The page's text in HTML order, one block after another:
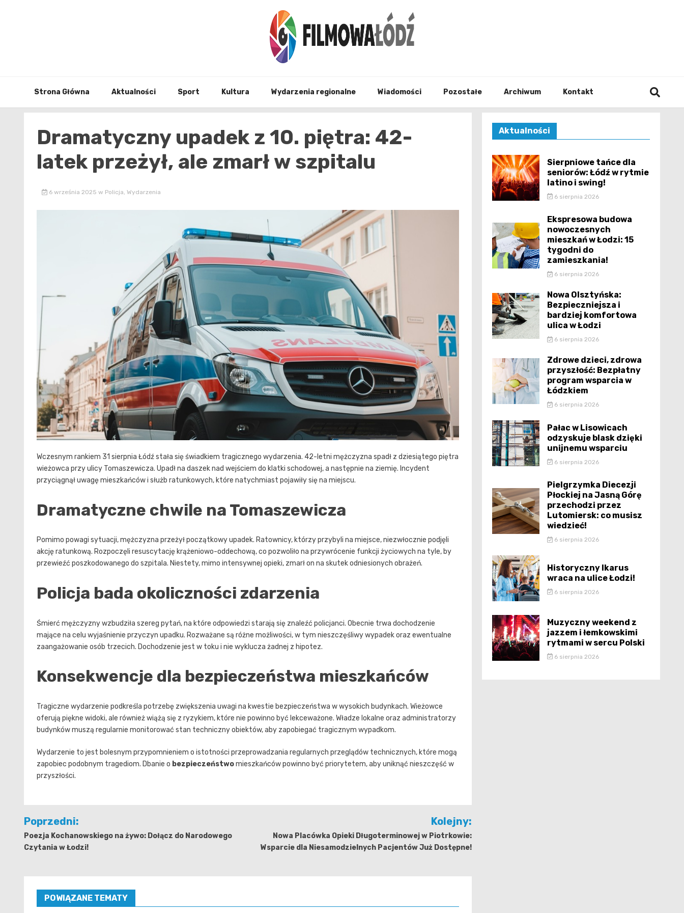
Strona Główna Aktualności Sport Kultura Wydarzenia regionalne Wiadomości Pozostałe Archiwum Kontakt
Dramatyczny upadek z 10. piętra: 42-
latek przeżył, ale zmarł w szpitalu
6 września 2025 w Policja, Wydarzenia
Wczesnym rankiem 31 sierpnia Łódź stała się świadkiem tragicznego wydarzenia. 42-letni mężczyzna spadł z dziesiątego piętra
wieżowca przy ulicy Tomaszewicza. Upadł na daszek nad wejściem do klatki schodowej, a następnie na ziemię. Incydent
przyciągnął uwagę mieszkańców i służb ratunkowych, które natychmiast pojawiły się na miejscu.
Dramatyczne chwile na Tomaszewicza
Pomimo powagi sytuacji, mężczyzna przeżył początkowy upadek. Ratownicy, którzy przybyli na miejsce, niezwłocznie podjęli
akcję ratunkową. Rozpoczęli resuscytację krążeniowo-oddechową, co pozwoliło na przywrócenie funkcji życiowych na tyle, by
przewieźć poszkodowanego do szpitala. Niestety, mimo intensywnej opieki, zmarł on na skutek odniesionych obrażeń.
Policja bada okoliczności zdarzenia
Śmierć mężczyzny wzbudziła szereg pytań, na które odpowiedzi starają się znaleźć policjanci. Obecnie trwa dochodzenie
mające na celu wyjaśnienie przyczyn upadku. Rozważane są różne możliwości, w tym nieszczęśliwy wypadek oraz ewentualne
zaangażowanie osób trzecich. Dochodzenie jest w toku i nie wyklucza żadnej z hipotez.
Konsekwencje dla bezpieczeństwa mieszkańców
Tragiczne wydarzenie podkreśla potrzebę zwiększenia uwagi na kwestie bezpieczeństwa w wysokich budynkach. Wieżowce
oferują piękne widoki, ale również wiążą się z ryzykiem, które nie powinno być lekceważone. Władze lokalne oraz administratorzy
budynków muszą regularnie monitorować stan techniczny obiektów, aby zapobiegać tragicznym wypadkom.
Wydarzenie to jest bolesnym przypomnieniem o istotności przeprowadzania regularnych przeglądów technicznych, które mogą
zapobiec podobnym tragediom. Dbanie o bezpieczeństwomieszkańców powinno być priorytetem, aby uniknąć nieszczęść w
przyszłości.
Nawigacja
wpisu
Poprzedni:
Poezja Kochanowskiego na żywo: Dołącz do Narodowego
Czytania w Łodzi!
Kolejny:
Nowa Placówka Opieki Długoterminowej w Piotrkowie:
Wsparcie dla Niesamodzielnych Pacjentów Już Dostępne!
POWIĄZANE TEMATY
Aktualności
Sierpniowe tańce dla
seniorów: Łódź w rytmie
latino i swing!
6 sierpnia 2026
Ekspresowa budowa
nowoczesnych
mieszkań w Łodzi: 15
tygodni do
zamieszkania!
6 sierpnia 2026
Nowa Olsztyńska:
Bezpieczniejsza i
bardziej komfortowa
ulica w Łodzi
6 sierpnia 2026
Zdrowe dzieci, zdrowa
przyszłość: Bezpłatny
program wsparcia w
Łódzkiem
6 sierpnia 2026
Pałac w Lisowicach
odzyskuje blask dzięki
unijnemu wsparciu
6 sierpnia 2026
Pielgrzymka Diecezji
Płockiej na Jasną Górę
przechodzi przez
Lutomiersk: co musisz
wiedzieć!
6 sierpnia 2026
Historyczny Ikarus
wraca na ulice Łodzi!
6 sierpnia 2026
Muzyczny weekend z
jazzem i łemkowskimi
rytmami w sercu Polski
6 sierpnia 2026